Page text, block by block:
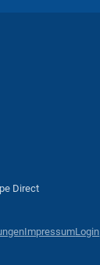
Direct
ImpressumLogin